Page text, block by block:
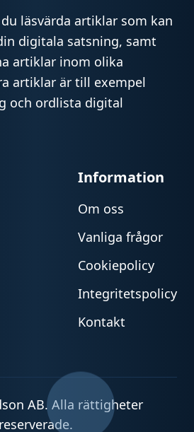
läsvärda artiklar som kan
digitala satsning, samt
artiklar inom olika
artiklar är till exempel
och ordlista digital
Information
Om oss
Vanliga frågor
Cookiepolicy
Integritetspolicy
Kontakt
AB. Alla rättigheter
reserverade.